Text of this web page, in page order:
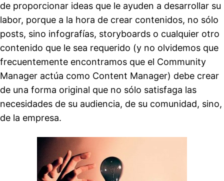
de proporcionar ideas que le ayuden a desarrollar su
labor, porque a la hora de crear contenidos, no sólo
posts, sino infografías, storyboards o cualquier otro
contenido que le sea requerido (y no olvidemos que
frecuentemente encontramos que el Community
Manager actúa como Content Manager) debe crear
de una forma original que no sólo satisfaga las
necesidades de su audiencia, de su comunidad, sino,
de la empresa.